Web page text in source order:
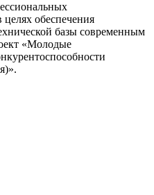
целях обеспечения
базы современным
«Молодые